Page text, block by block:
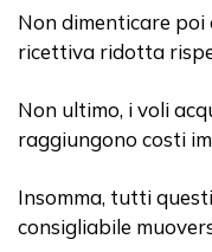
Non dimenticare poi
ricettiva ridotta
Non ultimo, i voli
raggiungono costi
Insomma, tutti
consigliabile